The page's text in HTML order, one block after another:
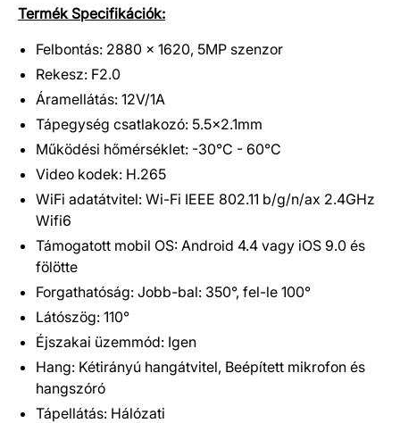
Termék Specifikációk:
Felbontás: 2880 x 1620, 5MP szenzor
Rekesz: F2.0
Áramellátás: 12V/1A
Tápegység csatlakozó: 5.5x2.1mm
Működési hőmérséklet: -30°C - 60°C
Video kodek: H.265
WiFi adatátvitel: Wi-Fi IEEE 802.11 b/g/n/ax 2.4GHz
Wifi6
Támogatott mobil OS: Android 4.4 vagy iOS 9.0 és
fölötte
Forgathatóság: Jobb-bal: 350°, fel-le 100°
Látószög: 110°
Éjszakai üzemmód: Igen
Hang: Kétirányú hangátvitel, Beépített mikrofon és
hangszóró
Tápellátás: Hálózati